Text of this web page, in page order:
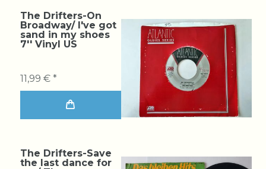
The Drifters-On
Broadway/ I've got
sand in my shoes
7'' Vinyl US
11,99 € *
The Drifters-Save
the last dance for